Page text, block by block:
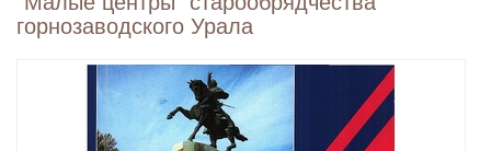
горнозаводского Урала